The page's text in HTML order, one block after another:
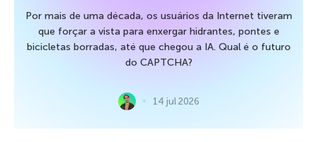
Por mais de uma década, os usuários da Internet tiveram
que forçar a vista para enxergar hidrantes, pontes e
bicicletas borradas, até que chegou a IA. Qual é o futuro
do CAPTCHA?
14 jul 2026